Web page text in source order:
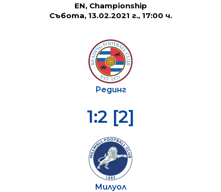
EN, Championship
Събота, 13.02.2021 г., 17:00 ч.
Рединг
1:2 [2]
Милуол